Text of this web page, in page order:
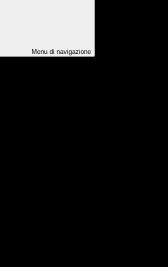
Menu di navigazione